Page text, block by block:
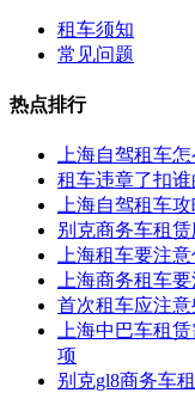
租车须知
常见问题
热点排行
上海自驾租车
租车违章了扣
上海自驾租车
别克商务车租
上海租车要注
上海商务租车
首次租车应注
上海中巴车租
项
别克gl8商务车